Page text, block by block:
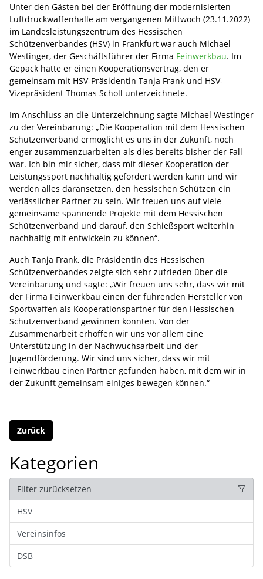
Unter den Gästen bei der Eröffnung der modernisierten
Luftdruckwaffenhalle am vergangenen Mittwoch (23.11.2022)
im Landesleistungszentrum des Hessischen
Schützenverbandes (HSV) in Frankfurt war auch Michael
Westinger, der Geschäftsführer der Firma Feinwerkbau. Im
Gepäck hatte er einen Kooperationsvertrag, den er
gemeinsam mit HSV-Präsidentin Tanja Frank und HSV-
Vizepräsident Thomas Scholl unterzeichnete.
Im Anschluss an die Unterzeichnung sagte Michael Westinger
zu der Vereinbarung: „Die Kooperation mit dem Hessischen
Schützenverband ermöglicht es uns in der Zukunft, noch
enger zusammenzuarbeiten als dies bereits bisher der Fall
war. Ich bin mir sicher, dass mit dieser Kooperation der
Leistungssport nachhaltig gefördert werden kann und wir
werden alles daransetzen, den hessischen Schützen ein
verlässlicher Partner zu sein. Wir freuen uns auf viele
gemeinsame spannende Projekte mit dem Hessischen
Schützenverband und darauf, den Schießsport weiterhin
nachhaltig mit entwickeln zu können“.
Auch Tanja Frank, die Präsidentin des Hessischen
Schützenverbandes zeigte sich sehr zufrieden über die
Vereinbarung und sagte: „Wir freuen uns sehr, dass wir mit
der Firma Feinwerkbau einen der führenden Hersteller von
Sportwaffen als Kooperationspartner für den Hessischen
Schützenverband gewinnen konnten. Von der
Zusammenarbeit erhoffen wir uns vor allem eine
Unterstützung in der Nachwuchsarbeit und der
Jugendförderung. Wir sind uns sicher, dass wir mit
Feinwerkbau einen Partner gefunden haben, mit dem wir in
der Zukunft gemeinsam einiges bewegen können.“
Zurück
Kategorien
Filter zurücksetzen
HSV
Vereinsinfos
DSB